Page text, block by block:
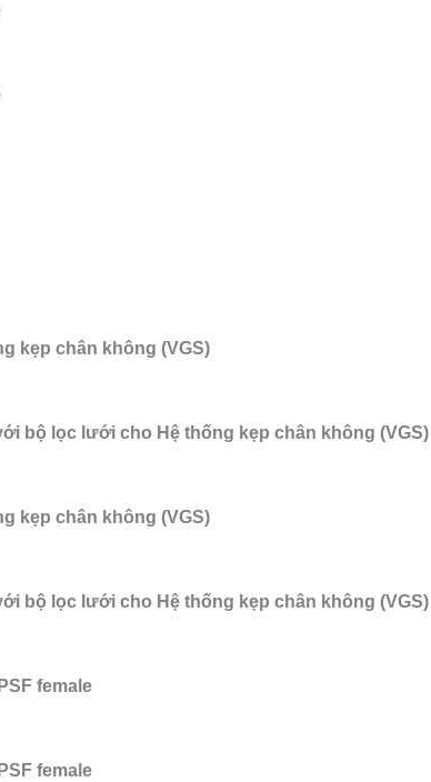
kẹp chân không (VGS)
bộ lọc lưới cho Hệ thống kẹp chân không (VGS)
kẹp chân không (VGS)
bộ lọc lưới cho Hệ thống kẹp chân không (VGS)
female
female